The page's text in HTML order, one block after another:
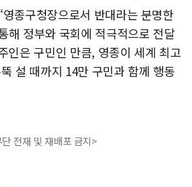
종구청장으로서 반대라는 분명한
해 정부와 국회에 적극적으로 전달
인은 구민인 만큼, 영종이 세계 최고
설 때까지 14만 구민과 함께 행동
전재 및 재배포 금지>